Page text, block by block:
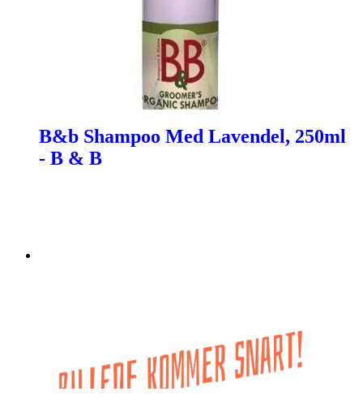
B&b Shampoo Med Lavendel, 250ml
- B & B